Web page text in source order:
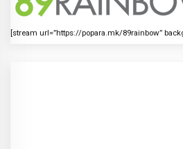
[stream url=”https://popara.mk/89rainbow”